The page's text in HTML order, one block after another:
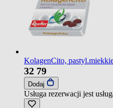
KolagenCito,
32 79
Dodaj
Usługa rezerwacji jest